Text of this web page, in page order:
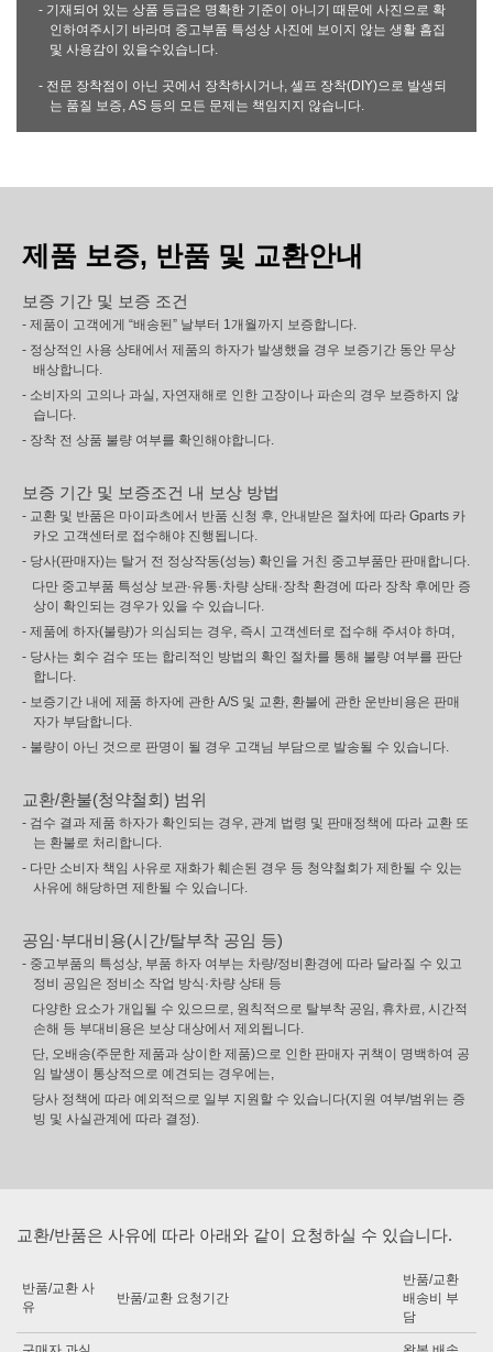
- 기재되어 있는 상품 등급은 명확한 기준이 아니기 때문에 사진으로 확
인하여주시기 바라며 중고부품 특성상 사진에 보이지 않는 생활 흠집
및 사용감이 있을수있습니다.
- 전문 장착점이 아닌 곳에서 장착하시거나, 셀프 장착(DIY)으로 발생되
는 품질 보증, AS 등의 모든 문제는 책임지지 않습니다.
제품 보증, 반품 및 교환안내
보증 기간 및 보증 조건
- 제품이 고객에게 “배송된” 날부터 1개월까지 보증합니다.
- 정상적인 사용 상태에서 제품의 하자가 발생했을 경우 보증기간 동안 무상
배상합니다.
- 소비자의 고의나 과실, 자연재해로 인한 고장이나 파손의 경우 보증하지 않
습니다.
- 장착 전 상품 불량 여부를 확인해야합니다.
보증 기간 및 보증조건 내 보상 방법
- 교환 및 반품은 마이파츠에서 반품 신청 후, 안내받은 절차에 따라 Gparts 카
카오 고객센터로 접수해야 진행됩니다.
- 당사(판매자)는 탈거 전 정상작동(성능) 확인을 거친 중고부품만 판매합니다.
다만 중고부품 특성상 보관·유통·차량 상태·장착 환경에 따라 장착 후에만 증
상이 확인되는 경우가 있을 수 있습니다.
- 제품에 하자(불량)가 의심되는 경우, 즉시 고객센터로 접수해 주셔야 하며,
- 당사는 회수 검수 또는 합리적인 방법의 확인 절차를 통해 불량 여부를 판단
합니다.
- 보증기간 내에 제품 하자에 관한 A/S 및 교환, 환불에 관한 운반비용은 판매
자가 부담합니다.
- 불량이 아닌 것으로 판명이 될 경우 고객님 부담으로 발송될 수 있습니다.
교환/환불(청약철회) 범위
- 검수 결과 제품 하자가 확인되는 경우, 관계 법령 및 판매정책에 따라 교환 또
는 환불로 처리합니다.
- 다만 소비자 책임 사유로 재화가 훼손된 경우 등 청약철회가 제한될 수 있는
사유에 해당하면 제한될 수 있습니다.
공임·부대비용(시간/탈부착 공임 등)
- 중고부품의 특성상, 부품 하자 여부는 차량/정비환경에 따라 달라질 수 있고
정비 공임은 정비소 작업 방식·차량 상태 등
다양한 요소가 개입될 수 있으므로, 원칙적으로 탈부착 공임, 휴차료, 시간적
손해 등 부대비용은 보상 대상에서 제외됩니다.
단, 오배송(주문한 제품과 상이한 제품)으로 인한 판매자 귀책이 명백하여 공
임 발생이 통상적으로 예견되는 경우에는,
당사 정책에 따라 예외적으로 일부 지원할 수 있습니다(지원 여부/범위는 증
빙 및 사실관계에 따라 결정).
교환/반품은 사유에 따라 아래와 같이 요청하실 수 있습니다.
반품/교환 사
유
반품/교환 요청기간
반품/교환
배송비 부
담